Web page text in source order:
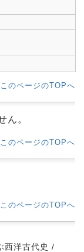
このページのTOPへ
ん。
このページのTOPへ
このページのTOPへ
西洋古代史 /